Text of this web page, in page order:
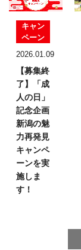
キャン
ペーン
2026.01.09
【募集終
了】「成
人の日」
記念企画
新潟の魅
力再発見
キャンペ
ーンを実
施しま
す！